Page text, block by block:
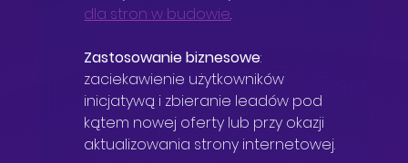
dla stron w budowie.
Zastosowanie biznesowe:
zaciekawienie użytkowników
inicjatywą i zbieranie leadów pod
kątem nowej oferty lub przy okazji
aktualizowania strony internetowej.